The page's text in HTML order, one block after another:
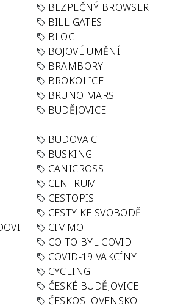
BEZPEČNÝ BROWSER
BILL GATES
BLOG
BOJOVÉ UMĚNÍ
BRAMBORY
BROKOLICE
BRUNO MARS
BUDĚJOVICE
BUDOVA C
BUSKING
CANICROSS
CENTRUM
CESTOPIS
CESTY KE SVOBODĚ
CIMMO
CO TO BYL COVID
COVID-19 VAKCÍNY
CYCLING
ČESKÉ BUDĚJOVICE
ČESKOSLOVENSKO